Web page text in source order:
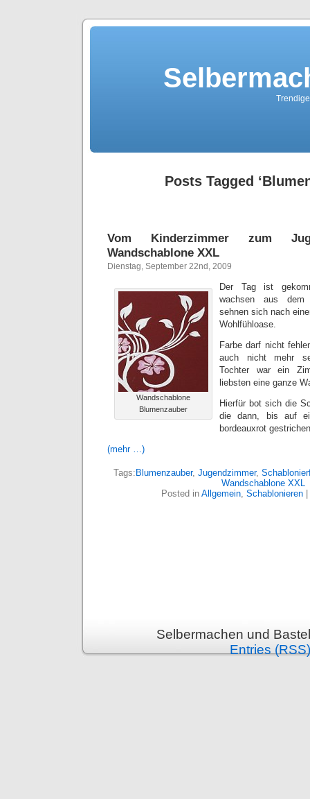
Posts Tagged
Vom Kinderzimmer zum
Wandschablone XXL
Dienstag, September 22nd, 2009
Wandschablone
Blumenzauber
Der Tag ist
wachsen aus dem
sehnen sich nach
Wohlfühloase.
Farbe darf nicht
auch nicht mehr
Tochter war ein
liebsten eine ganze
Hierfür bot sich die
die dann, bis auf
bordeauxrot
(mehr …)
Tags: Blumenzauber, Jugendzimmer,
Wandschablone XXL
Posted in Allgemein, Schablonieren
Selbermachen und
Entries (RSS)